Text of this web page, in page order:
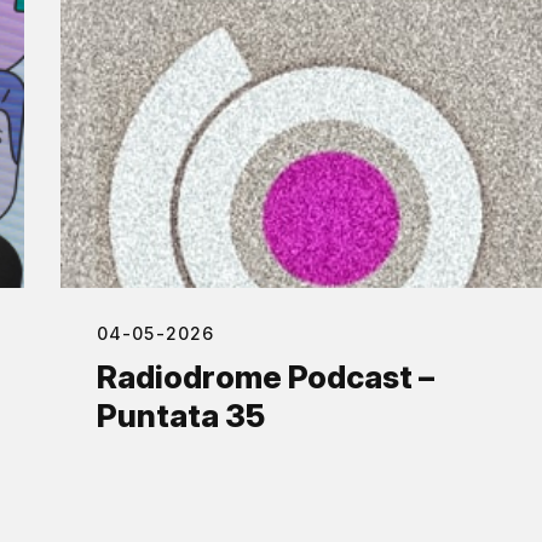
04-05-2026
Radiodrome Podcast –
Puntata 35